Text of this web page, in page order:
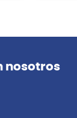
nosotros